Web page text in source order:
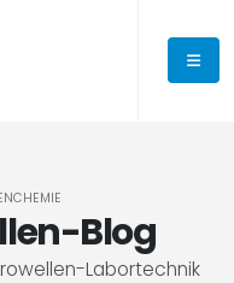
Blog
Labortechnik